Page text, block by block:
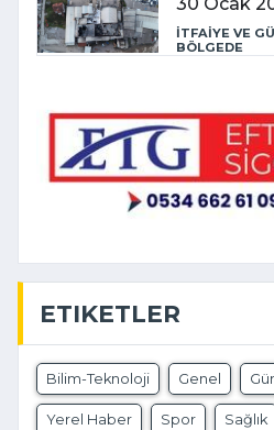
İTFAİYE VE
BÖLGEDE
ETIKETLER
Bilim-Teknoloji Genel
Yerel Haber Spor Sağlık